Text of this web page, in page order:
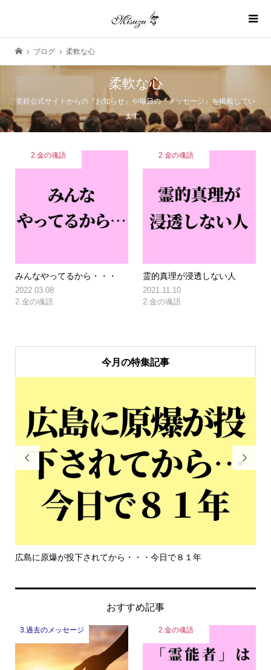
ブログ 柔軟な心
柔軟な心
美鈴公式サイトからの『お知らせ』や毎日の『メッセージ』を掲載してい
ます。
2.金の魂語
みんなやってるから・・・
2022.03.08
2.金の魂語
2.金の魂語
霊的真理が浸透しない人
2021.11.10
2.金の魂語
今月の特集記事

広島に原爆が投下されてから・・・今日で８１年

おすすめ記事
3.過去のメッセージ 2.金の魂語